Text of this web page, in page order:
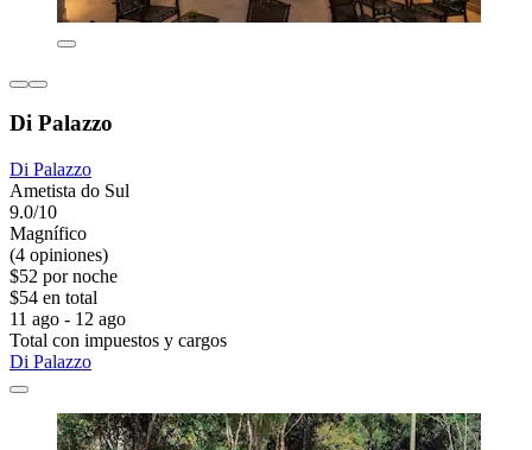
Di Palazzo
Di Palazzo
Ametista do Sul
9.0/10
Magnífico
(4 opiniones)
$52 por noche
$54 en total
11 ago - 12 ago
Total con impuestos y cargos
Di Palazzo